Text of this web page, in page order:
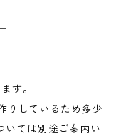
す。
りしているため多少
いては別途ご案内い